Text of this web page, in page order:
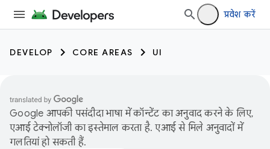
प्रवेश करें
DEVELOP CORE AREAS UI
Google आपकी पसंदीदा भाषा में कॉन्टेंट का अनुवाद करने के लिए,
एआई टेक्नोलॉजी का इस्तेमाल करता है. एआई से मिले अनुवादों में
गलतियां हो सकती हैं.